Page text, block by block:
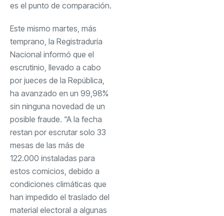
es el punto de comparación.
Este mismo martes, más
temprano, la Registraduría
Nacional informó que el
escrutinio, llevado a cabo
por jueces de la República,
ha avanzado en un 99,98%
sin ninguna novedad de un
posible fraude. “A la fecha
restan por escrutar solo 33
mesas de las más de
122.000 instaladas para
estos comicios, debido a
condiciones climáticas que
han impedido el traslado del
material electoral a algunas